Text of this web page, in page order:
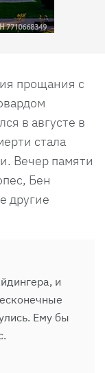
прощания с
в августе в
стала
Вечер памяти
Бен
другие
и
Ему бы